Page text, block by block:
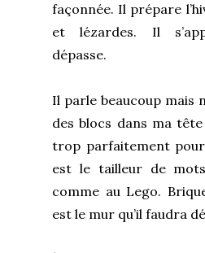
façonnée. Il prépare
et lézardes. Il
dépasse.
Il parle beaucoup mais
des blocs dans ma tête
trop parfaitement
est le tailleur de
comme au Lego.
est le mur qu’il faudra